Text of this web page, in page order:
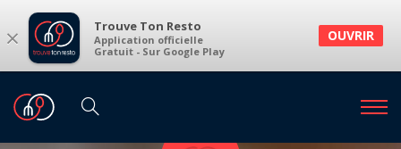
× Trouve Ton Resto
Application officielle
Gratuit - Sur Google Play
OUVRIR